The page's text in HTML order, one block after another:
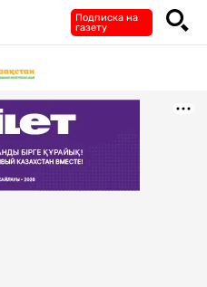
Подписка на
газету